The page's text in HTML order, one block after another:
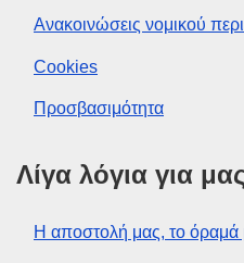
Ανακοινώσεις νομικού
Cookies
Προσβασιμότητα
Λίγα λόγια για
Η αποστολή μας, το όραμά